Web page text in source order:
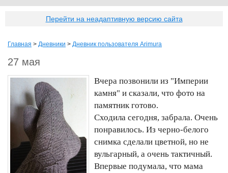
Перейти на неадаптивную версию сайта
Главная > Дневники > Дневник пользователя Arimura
27 мая
Вчера позвонили из "Империи
камня" и сказали, что фото на
памятник готово.
Сходила сегодня, забрала. Очень
понравилось. Из черно-белого
снимка сделали цветной, но не
вульгарный, а очень тактичный.
Впервые подумала, что мама